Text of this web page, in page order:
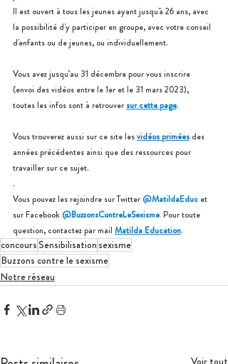
Il est ouvert à tous les jeunes ayant jusqu'à 26 ans, avec
la possibilité d'y participer en groupe, avec votre conseil
d'enfants ou de jeunes, ou individuellement.
Vous avez jusqu’au 31 décembre pour vous inscrire
(envoi des vidéos entre le 1er et le 31 mars 2023),
toutes les infos sont à retrouver sur cette page.
Vous trouverez aussi sur ce site les vidéos primées des
années précédentes ainsi que des ressources pour
travailler sur ce sujet.
.
Vous pouvez les rejoindre sur Twitter @MatildaEduc et
sur Facebook @BuzzonsContreLeSexisme. Pour toute
question, contactez par mail Matilda Education.
concoursSensibilisation sexisme
Buzzons contre le sexisme
Notre réseau